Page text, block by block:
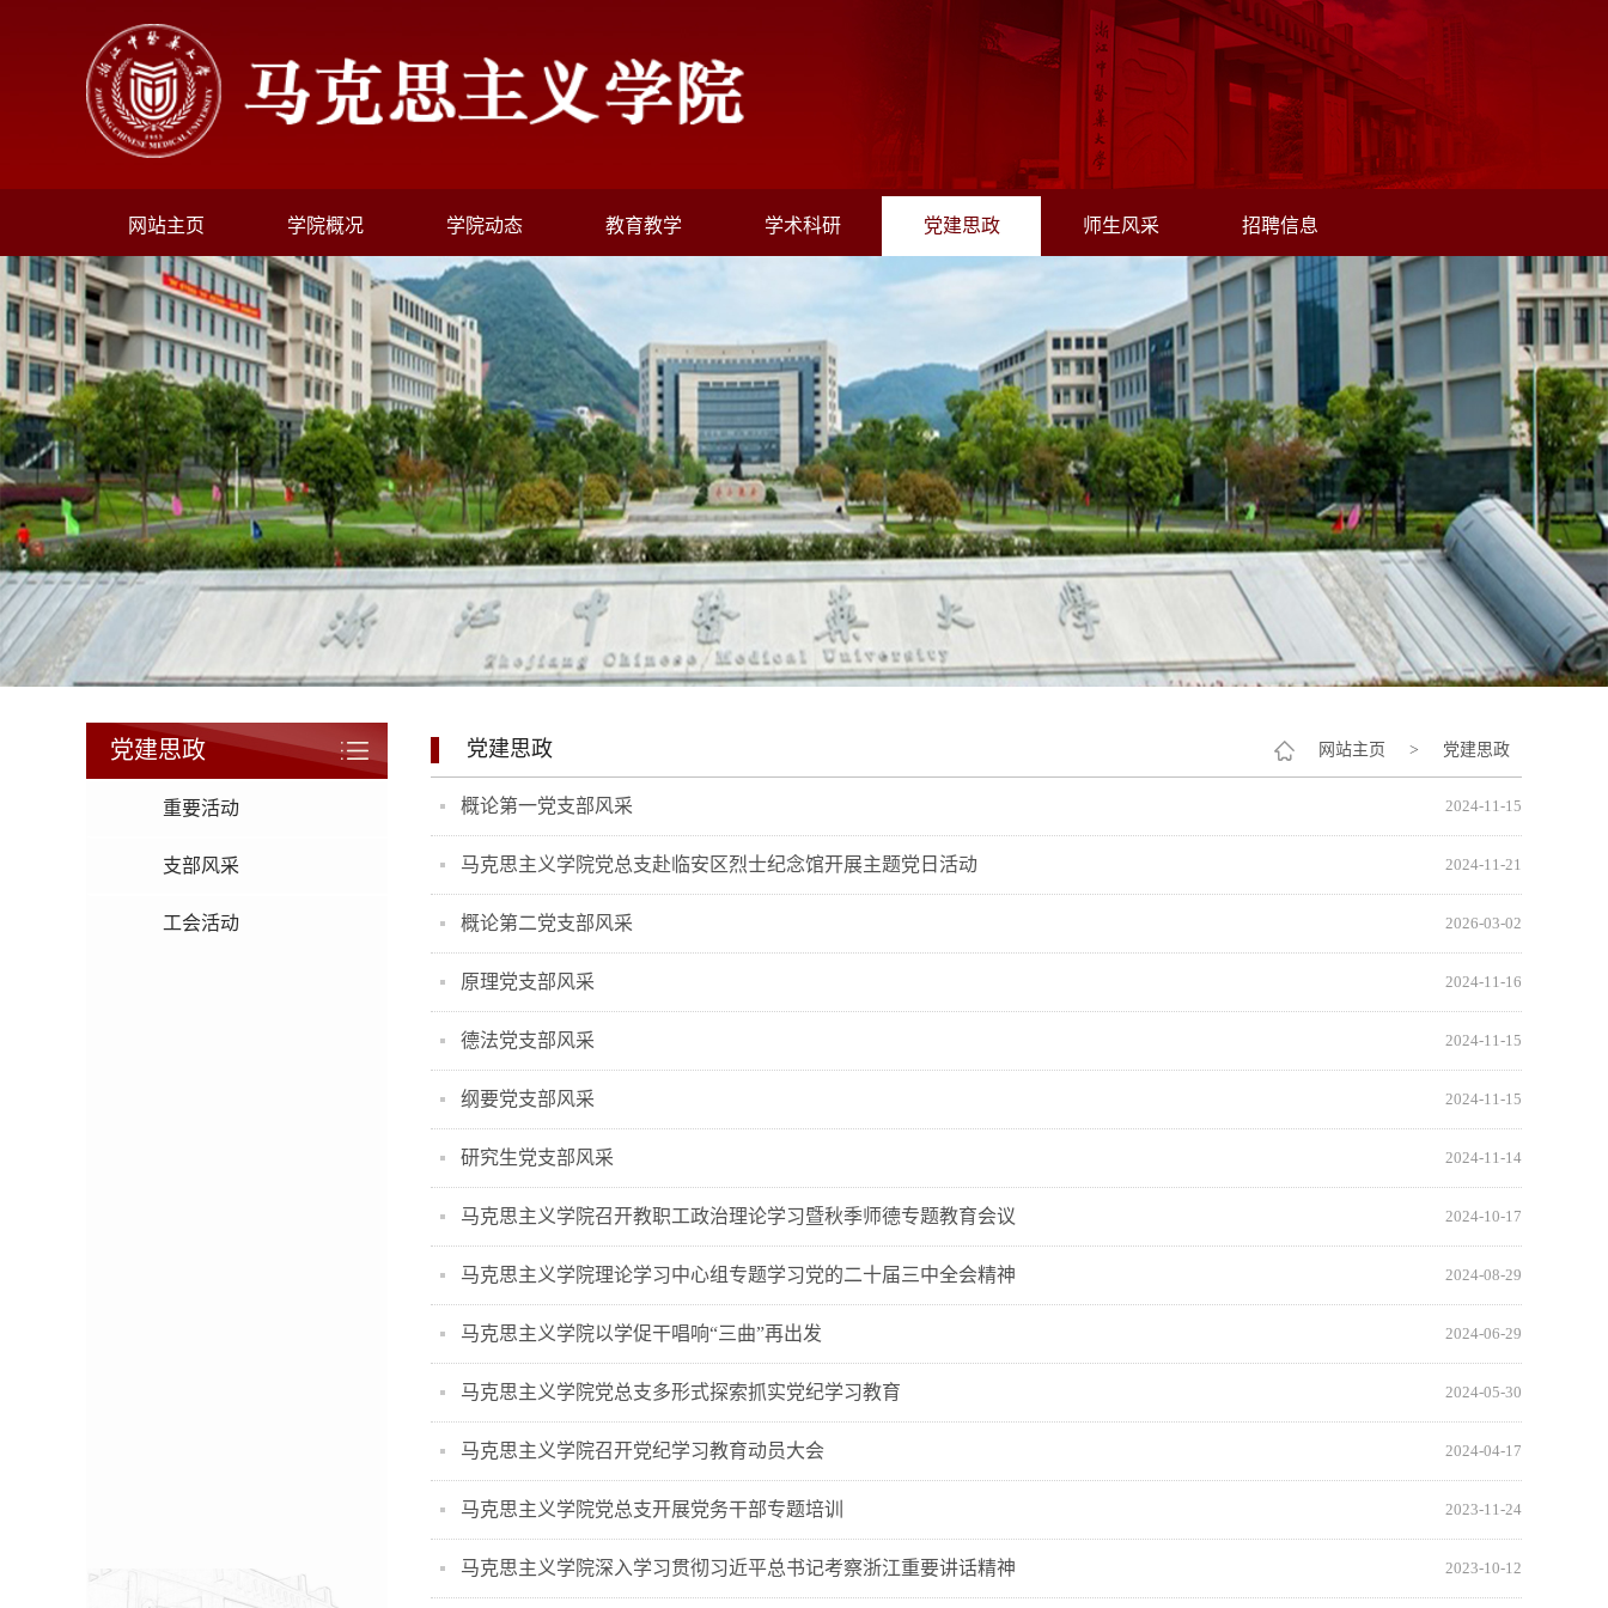
网站主页 学院概况 学院动态 教育教学 学术科研 党建思政 师生风采 招聘信息
党建思政
重要活动
支部风采
工会活动
党建思政 网站主页 > 党建思政
概论第一党支部风采 2024-11-15
马克思主义学院党总支赴临安区烈士纪念馆开展主题党日活动 2024-11-21
概论第二党支部风采 2026-03-02
原理党支部风采 2024-11-16
德法党支部风采 2024-11-15
纲要党支部风采 2024-11-15
研究生党支部风采 2024-11-14
马克思主义学院召开教职工政治理论学习暨秋季师德专题教育会议 2024-10-17
马克思主义学院理论学习中心组专题学习党的二十届三中全会精神 2024-08-29
马克思主义学院以学促干唱响“三曲”再出发 2024-06-29
马克思主义学院党总支多形式探索抓实党纪学习教育 2024-05-30
马克思主义学院召开党纪学习教育动员大会 2024-04-17
马克思主义学院党总支开展党务干部专题培训 2023-11-24
马克思主义学院深入学习贯彻习近平总书记考察浙江重要讲话精神 2023-10-12